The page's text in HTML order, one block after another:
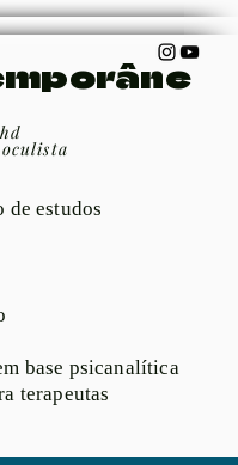
de estudos
base psicanalítica
terapeutas